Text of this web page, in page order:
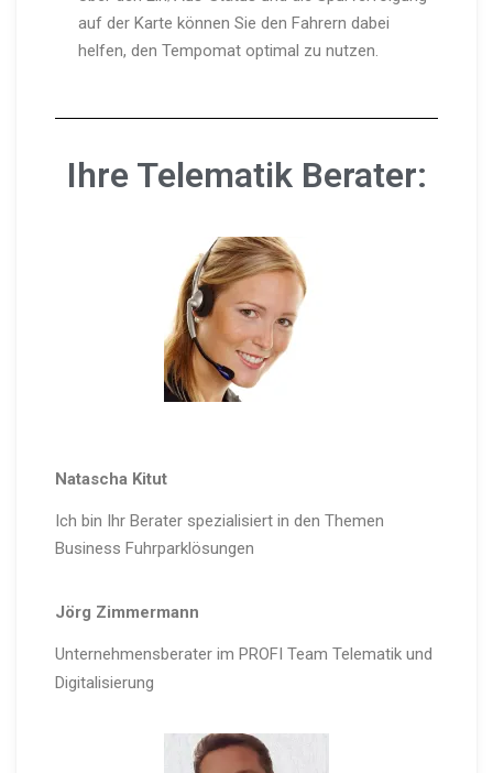
auf der Karte können Sie den Fahrern dabei
helfen, den Tempomat optimal zu nutzen.
Ihre Telematik Berater:
Natascha Kitut
Ich bin Ihr Berater spezialisiert in den Themen
Business Fuhrparklösungen
Jörg Zimmermann
Unternehmensberater im PROFI Team Telematik und
Digitalisierung